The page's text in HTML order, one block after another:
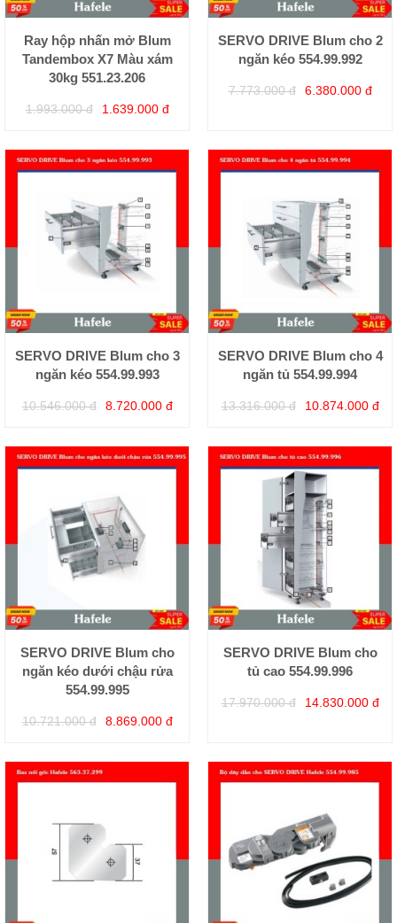
Ray hộp nhấn mở Blum
Tandembox X7 Màu xám
30kg 551.23.206
1.993.000 đ 1.639.000 đ
SERVO DRIVE Blum cho 2
ngăn kéo 554.99.992
7.773.000 đ 6.380.000 đ
SERVO DRIVE Blum cho 3
ngăn kéo 554.99.993
10.546.000 đ 8.720.000 đ
SERVO DRIVE Blum cho 4
ngăn tủ 554.99.994
13.316.000 đ 10.874.000 đ
SERVO DRIVE Blum cho
ngăn kéo dưới chậu rửa
554.99.995
10.721.000 đ 8.869.000 đ
SERVO DRIVE Blum cho
tủ cao 554.99.996
17.970.000 đ 14.830.000 đ